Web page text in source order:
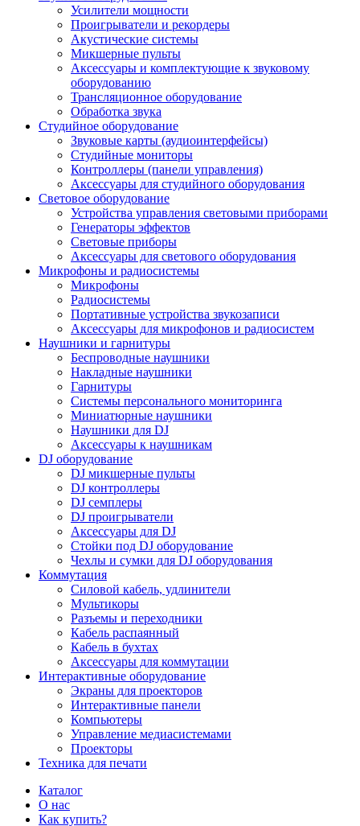
Усилители мощности
Проигрыватели и рекордеры
Акустические системы
Микшерные пульты
Аксессуары и комплектующие к звуковому
оборудованию
Трансляционное оборудование
Обработка звука
Студийное оборудование
Звуковые карты (аудиоинтерфейсы)
Студийные мониторы
Контроллеры (панели управления)
Аксессуары для студийного оборудования
Световое оборудование
Устройства управления световыми приборами
Генераторы эффектов
Световые приборы
Аксессуары для светового оборудования
Микрофоны и радиосистемы
Микрофоны
Радиосистемы
Портативные устройства звукозаписи
Аксессуары для микрофонов и радиосистем
Наушники и гарнитуры
Беспроводные наушники
Накладные наушники
Гарнитуры
Системы персонального мониторинга
Миниатюрные наушники
Наушники для DJ
Аксессуары к наушникам
DJ оборудование
DJ микшерные пульты
DJ контроллеры
DJ семплеры
DJ проигрыватели
Аксессуары для DJ
Стойки под DJ оборудование
Чехлы и сумки для DJ оборудования
Коммутация
Силовой кабель, удлинители
Мультикоры
Разъемы и переходники
Кабель распаянный
Кабель в бухтах
Аксессуары для коммутации
Интерактивные оборудование
Экраны для проекторов
Интерактивные панели
Компьютеры
Управление медиасистемами
Проекторы
Техника для печати
Каталог
О нас
Как купить?